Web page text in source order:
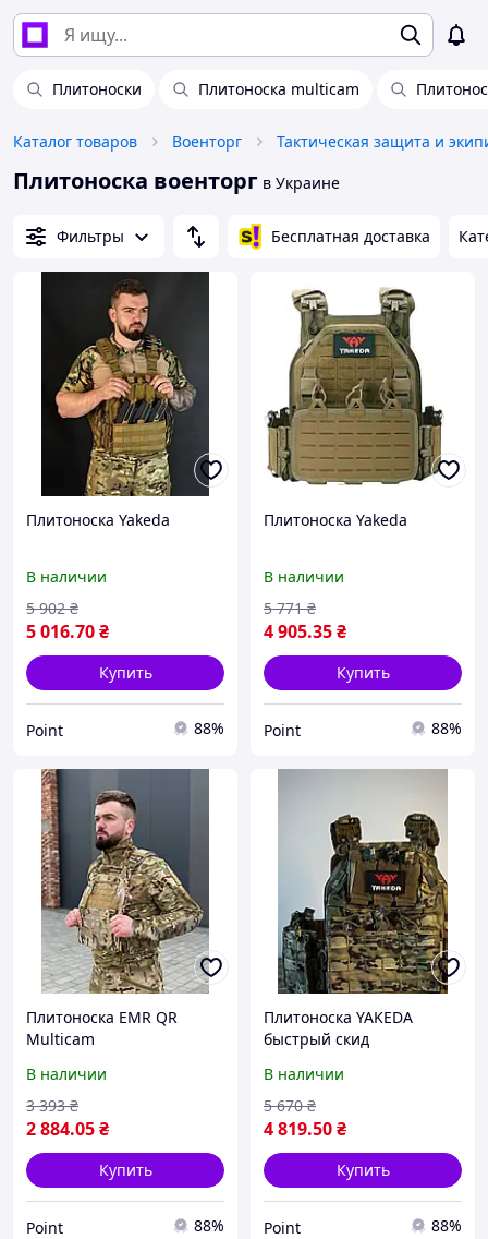
Плитоноски Плитоноска multicam
Каталог товаров Военторг Тактическая защита и
Плитоноска военторг в Украине
Фильтры Бесплатная доставка
Плитоноска Yakeda
В наличии
5 016.70₴
5 902 ₴
Купить
Point 88%
Плитоноска Yakeda
В наличии
4 905.35₴
5 771 ₴
Купить
Point 88%
Плитоноска EMR QR
Multicam
В наличии
2 884.05₴
3 393 ₴
Купить
Point 88%
Плитоноска YAKEDA
быстрый скид
В наличии
4 819.50₴
5 670 ₴
Купить
Point 88%